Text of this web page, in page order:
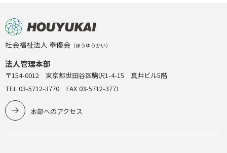
社会福祉法人 奉優会 （ほうゆうかい）
法人管理本部
〒154-0012 東京都世田谷区駒沢1-4-15 真井ビル5階
TEL 03-5712-3770 FAX 03-5712-3771
本部へのアクセス